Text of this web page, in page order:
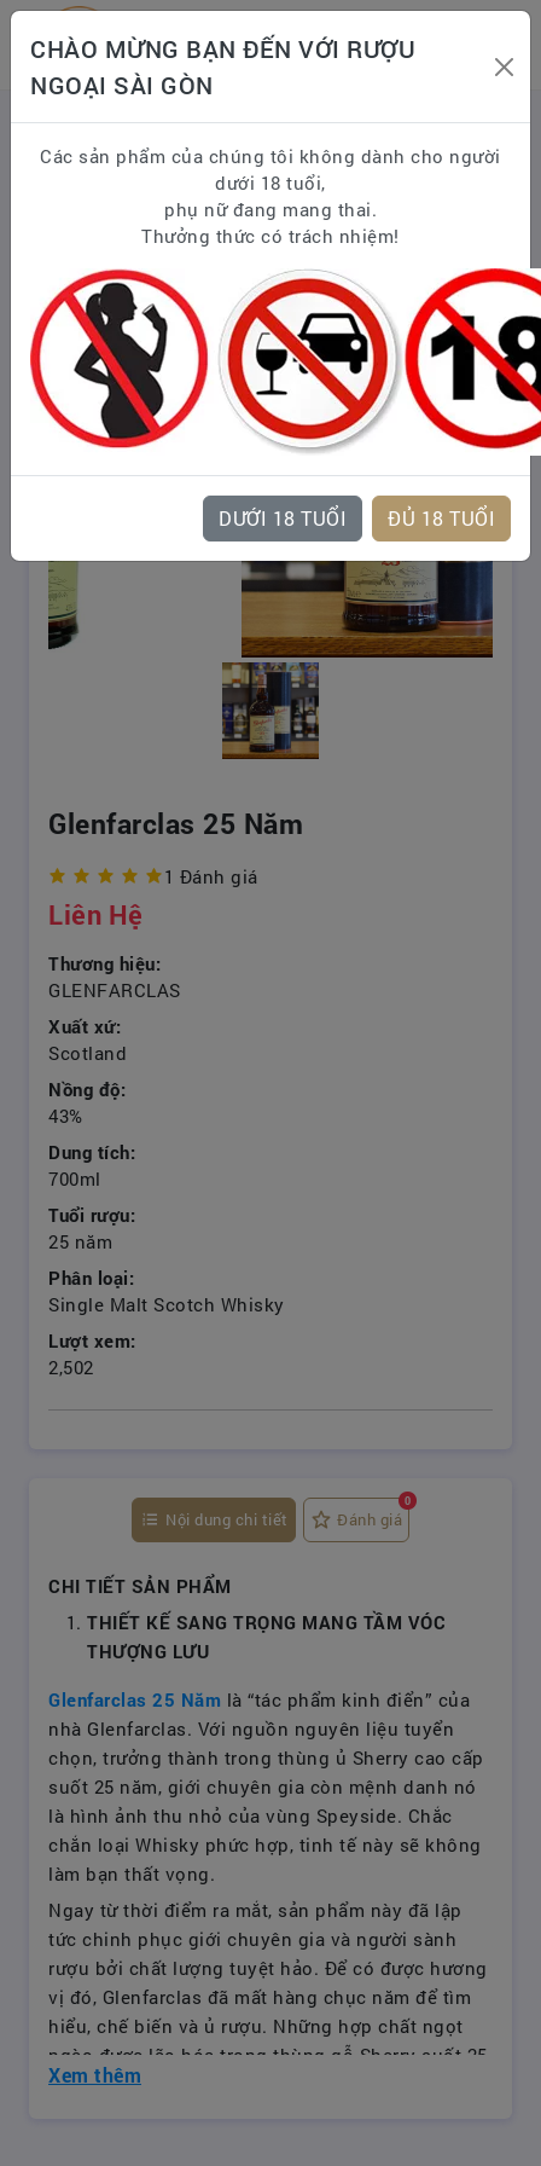
Trang chủ
WHISKY
Scotland Whisky - Scotch Whisky
Single Malt Scotch Whisky
GLENFARCLAS SPEYSIDE
Glenfarclas 25 Năm
Glenfarclas 25 Năm
1 Đánh giá
Liên Hệ
Thương hiệu:
GLENFARCLAS
Xuất xứ:
Scotland
Nồng độ:
43%
Dung tích:
700ml
Tuổi rượu:
25 năm
Phân loại:
Single Malt Scotch Whisky
Lượt xem:
2,502
Nội dung chi tiết Đánh giá
0
CHI TIẾT SẢN PHẨM
THIẾT KẾ SANG TRỌNG MANG TẦM VÓC
THƯỢNG LƯU
Glenfarclas 25 Năm là “tác phẩm kinh điển” của
nhà Glenfarclas. Với nguồn nguyên liệu tuyển
chọn, trưởng thành trong thùng ủ Sherry cao cấp
suốt 25 năm, giới chuyên gia còn mệnh danh nó
là hình ảnh thu nhỏ của vùng Speyside. Chắc
chắn loại Whisky phức hợp, tinh tế này sẽ không
làm bạn thất vọng.
Ngay từ thời điểm ra mắt, sản phẩm này đã lập
tức chinh phục giới chuyên gia và người sành
rượu bởi chất lượng tuyệt hảo. Để có được hương
vị đó, Glenfarclas đã mất hàng chục năm để tìm
hiểu, chế biến và ủ rượu. Những hợp chất ngọt
ngào được lão hóa trong thùng gỗ Sherry suốt 25
năm để mang đến người dùng những giọt rượu
Xem thêm
CHÀO MỪNG BẠN ĐẾN VỚI RƯỢU
NGOẠI SÀI GÒN
Các sản phẩm của chúng tôi không dành cho người
dưới 18 tuổi,
phụ nữ đang mang thai.
Thưởng thức có trách nhiệm!
DƯỚI 18 TUỔI ĐỦ 18 TUỔI